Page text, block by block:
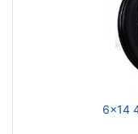
6x14